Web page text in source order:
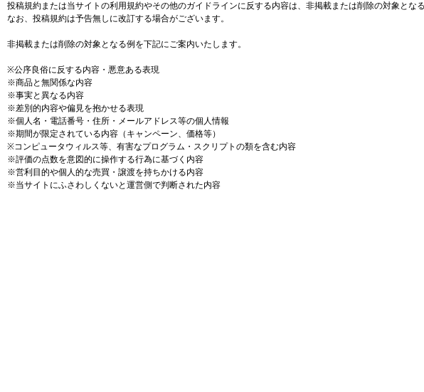
投稿規約または当サイトの利用規約やその他のガイドラインに反する内容は、非掲載または削除の対象とな
なお、投稿規約は予告無しに改訂する場合がございます。
非掲載または削除の対象となる例を下記にご案内いたします。
※公序良俗に反する内容・悪意ある表現
※商品と無関係な内容
※事実と異なる内容
※差別的内容や偏見を抱かせる表現
※個人名・電話番号・住所・メールアドレス等の個人情報
※期間が限定されている内容（キャンペーン、価格等）
※コンピュータウィルス等、有害なプログラム・スクリプトの類を含む内容
※評価の点数を意図的に操作する行為に基づく内容
※営利目的や個人的な売買・譲渡を持ちかける内容
※当サイトにふさわしくないと運営側で判断された内容